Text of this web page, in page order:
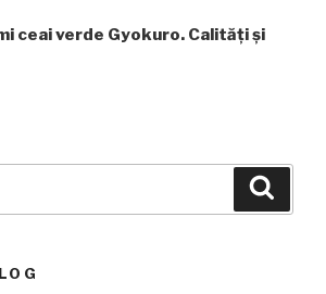
ceai verde Gyokuro. Calități și